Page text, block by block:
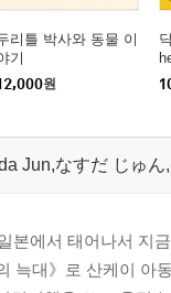
리틀 박사와 동물 이
기
원
Jun,なすだ じゅん
본에서 태어나서 지
늑대》로 산케이 아